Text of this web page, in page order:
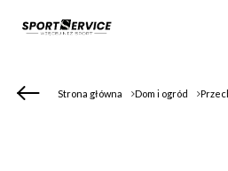
Strona główna Dom i ogród